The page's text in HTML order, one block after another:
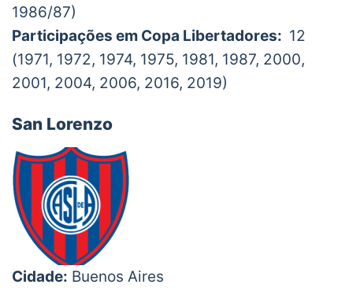
1986/87)
Participações em Copa Libertadores: 12
(1971, 1972, 1974, 1975, 1981, 1987, 2000,
2001, 2004, 2006, 2016, 2019)
San Lorenzo
Cidade: Buenos Aires